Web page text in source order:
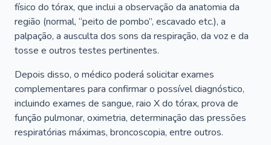
físico do tórax, que inclui a observação da anatomia da
região (normal, “peito de pombo”, escavado etc.), a
palpação, a ausculta dos sons da respiração, da voz e da
tosse e outros testes pertinentes.
Depois disso, o médico poderá solicitar exames
complementares para confirmar o possível diagnóstico,
incluindo exames de sangue, raio X do tórax, prova de
função pulmonar, oximetria, determinação das pressões
respiratórias máximas, broncoscopia, entre outros.